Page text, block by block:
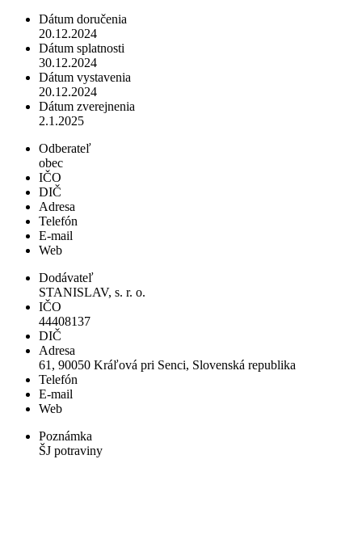
Dátum doručenia
20.12.2024
Dátum splatnosti
30.12.2024
Dátum vystavenia
20.12.2024
Dátum zverejnenia
2.1.2025
Odberateľ
obec
IČO
DIČ
Adresa
Telefón
E-mail
Web
Dodávateľ
STANISLAV, s. r. o.
IČO
44408137
DIČ
Adresa
61, 90050 Kráľová pri Senci, Slovenská republika
Telefón
E-mail
Web
Poznámka
ŠJ potraviny